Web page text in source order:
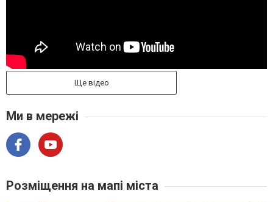
Ще відео
Ми в мережі
Розміщення на мапі міста